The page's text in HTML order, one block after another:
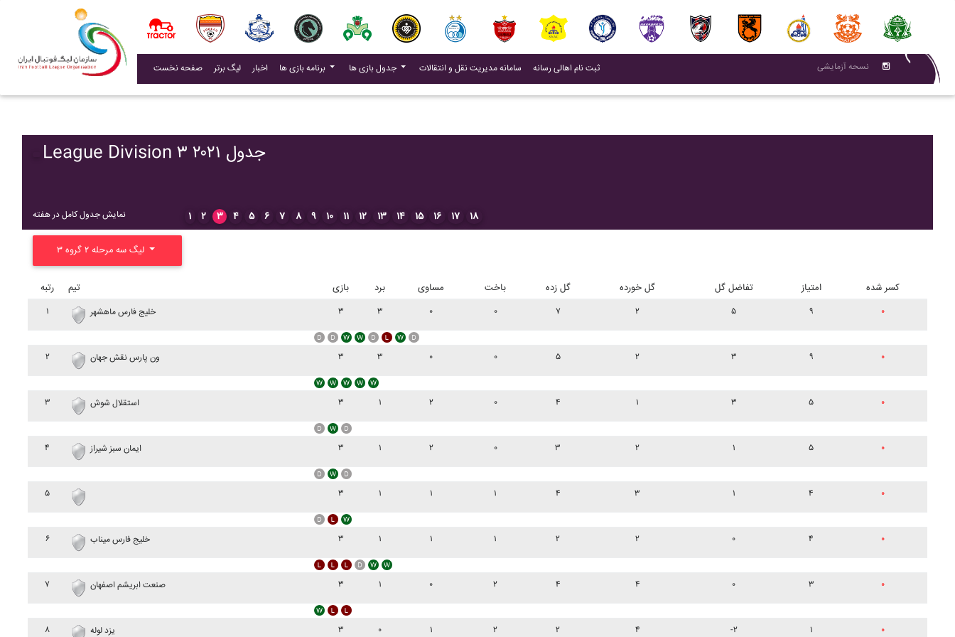
صفحه نخست لیگ برتر اخبار(current) برنامه بازی ها جدول بازی ها سامانه مدیریت نقل و انتقالات (current)
ثبت نام اهالی رسانه(current) نسحه آزمایشی
League Division ۳ ۲۰۲۱ جدول
نمایش جدول کامل در هفته ۱ ۲ ۳ ۴ ۵ ۶ ۷ ۸ ۹ ۱۰ ۱۱ ۱۲ ۱۳ ۱۴ ۱۵ ۱۶ ۱۷ ۱۸
رتبه تیم بازی برد مساوی باخت گل زده گل خورده تفاضل گل امتیاز کسر شده
۱ خليج فارس ماهشهر ۳ ۳ ۰ ۰ ۷ ۲ ۵ ۹ ۰
۲ ون پارس نقش جهان ۳ ۳ ۰ ۰ ۵ ۲ ۳ ۹ ۰
۳ استقلال شوش ۳ ۱ ۲ ۰ ۴ ۱ ۳ ۵ ۰
۴ ايمان سبز شيراز ۳ ۱ ۲ ۰ ۳ ۲ ۱ ۵ ۰
۵ ۳ ۱ ۱ ۱ ۴ ۳ ۱ ۴ ۰
۶ خليج فارس ميناب ۳ ۱ ۱ ۱ ۲ ۲ ۰ ۴ ۰
۷ صنعت ابريشم اصفهان ۳ ۱ ۰ ۲ ۴ ۴ ۰ ۳ ۰
۸ يزد لوله ۳ ۰ ۱ ۲ ۲ ۴ -۲ ۱ ۰